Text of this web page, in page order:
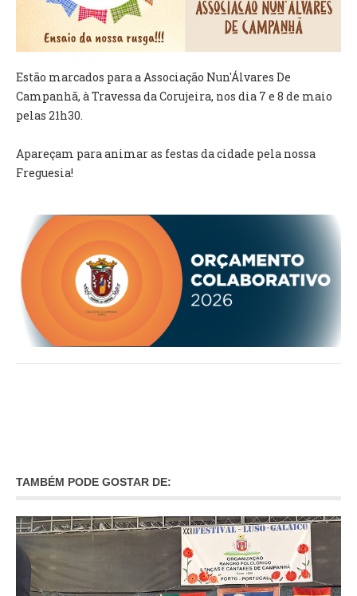
VÍDEOS
CONSTITUIÇÃO
PRESIDENTE
ASSEMBLEIA DE FREGUESIA
GRAVAÇÕES DAS REUNIÕES PÚBLICAS DO EXECUTIVO
DOCUMENTOS
ATAS E DOCUMENTOS DA ASSEMBLEIA
REGULAMENTOS E TAXAS
PLANO E ORÇAMENTO
RELATÓRIO E CONTAS
GERAIS
SECRETARIA
CANÍDEOS
Estão marcados para a Associação Nun'Álvares De
Campanhã, à Travessa da Corujeira, nos dia 7 e 8 de maio
pelas 21h30.
Apareçam para animar as festas da cidade pela nossa
Freguesia!
TAMBÉM PODE GOSTAR DE: